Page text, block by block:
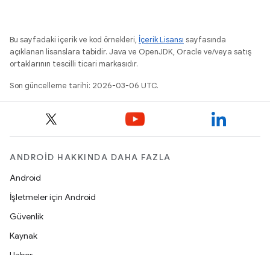
Bu sayfadaki içerik ve kod örnekleri, İçerik Lisansı sayfasında
açıklanan lisanslara tabidir. Java ve OpenJDK, Oracle ve/veya satış
ortaklarının tescilli ticari markasıdır.
Son güncelleme tarihi: 2026-03-06 UTC.
ANDROID HAKKINDA DAHA FAZLA
Android
İşletmeler için Android
Güvenlik
Kaynak